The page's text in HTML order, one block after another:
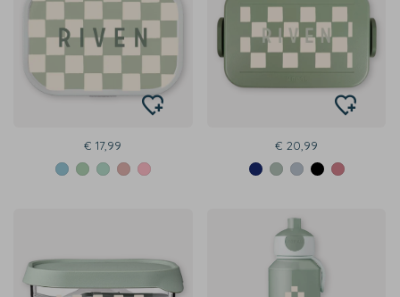
€ 17,99 € 20,99